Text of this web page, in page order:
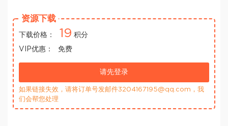
资源下载
下载价格： 19 积分
VIP优惠：
免费
请先登录
如果链接失效，请将订单号发邮件3204167195@qq.com，我
们会帮您处理